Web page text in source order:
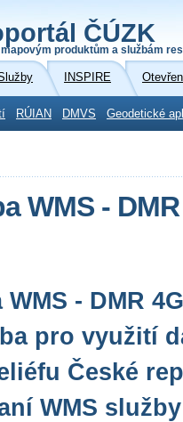
ČÚZK
produktům a službám
INSPIRE
RÚIAN DMVS Geodetické
WMS -
- DMR
pro využití
České
WMS